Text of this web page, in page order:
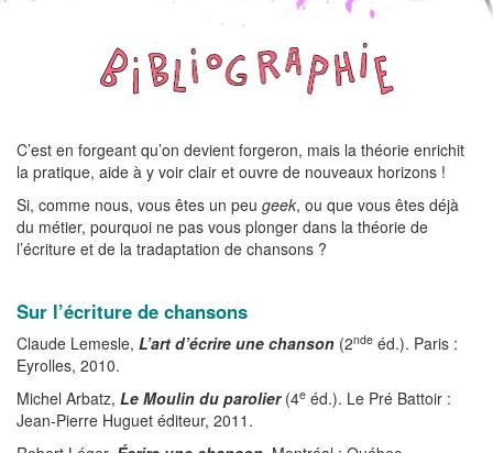
C’est en forgeant qu’on devient forgeron, mais la théorie enrichit
la pratique, aide à y voir clair et ouvre de nouveaux horizons !
Si, comme nous, vous êtes un peu geek, ou que vous êtes déjà
du métier, pourquoi ne pas vous plonger dans la théorie de
l’écriture et de la tradaptation de chansons ?
Sur l’écriture de chansons
Claude Lemesle, L’art d’écrire une chanson (2nde éd.). Paris :
Eyrolles, 2010.
Michel Arbatz, Le Moulin du parolier(4e éd.). Le Pré Battoir :
Jean-Pierre Huguet éditeur, 2011.